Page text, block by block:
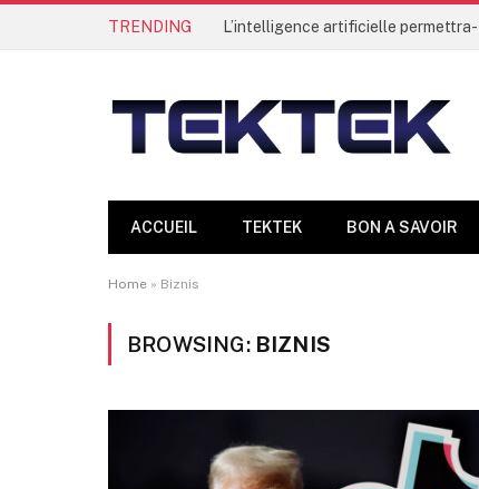
TRENDING
ACCUEIL TEKTEK BON A SAVOIR
Home » Biznis
BROWSING: BIZNIS